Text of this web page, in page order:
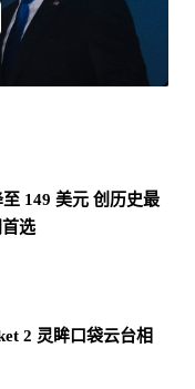
Industry Insights
美国无人机市场的
明，美国所有50个州
％由大疆制造。
罗里达州的无人机
·因格理仕（Ryan
大疆的一个特点是，
149 美元 创历史最
选
2 灵眸口袋云台相